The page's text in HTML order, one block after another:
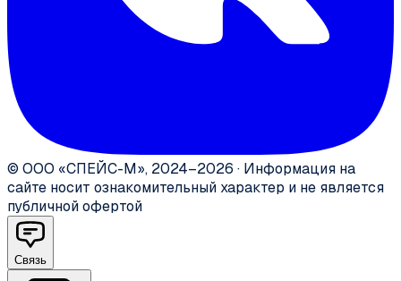
© ООО «СПЕЙС-М», 2024–2026 · Информация на
сайте носит ознакомительный характер и не является
публичной офертой
Связь